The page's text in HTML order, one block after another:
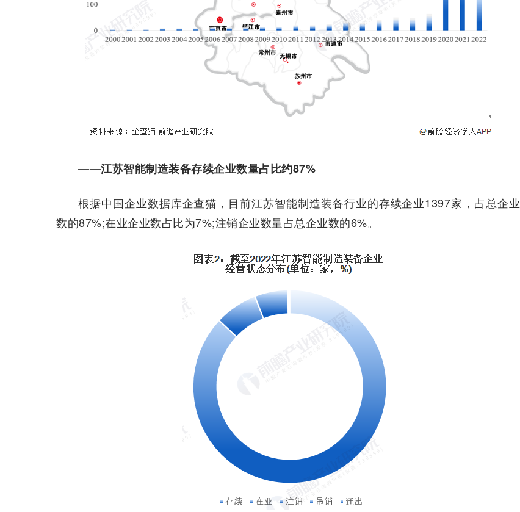
——江苏智能制造装备存续企业数量占比约87%
根据中国企业数据库企查猫，目前江苏智能制造装备行业的存续企业1397家，占总企业
数的87%;在业企业数占比为7%;注销企业数量占总企业数的6%。